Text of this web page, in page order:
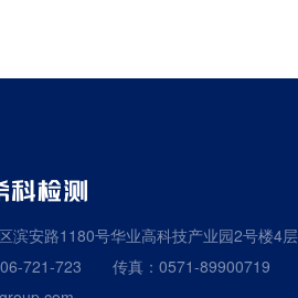
滨安路1180号华业高科技产业园2号楼4层
721-723
传真：0571-89900719